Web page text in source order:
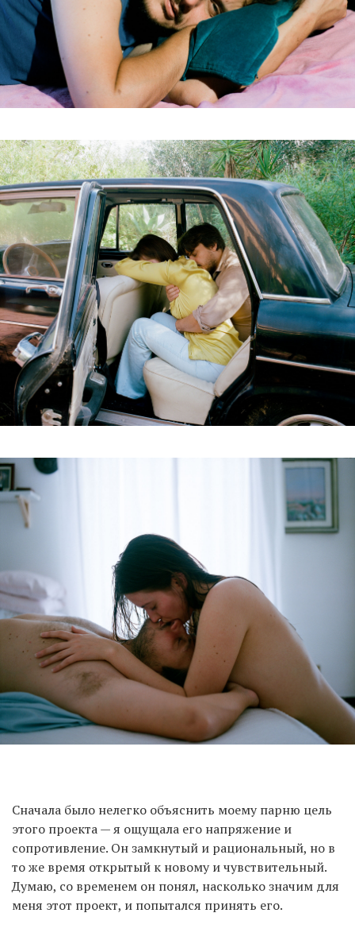
Сначала было нелегко объяснить моему парню цель
этого проекта — я ощущала его напряжение и
сопротивление. Он замкнутый и рациональный, но в
то же время открытый к новому и чувствительный.
Думаю, со временем он понял, насколько значим для
меня этот проект, и попытался принять его.